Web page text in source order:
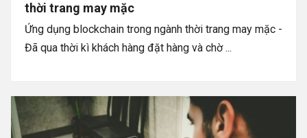
thời trang may mặc
Ứng dụng blockchain trong ngành thời trang may mặc -
Đã qua thời kì khách hàng đặt hàng và chờ ...